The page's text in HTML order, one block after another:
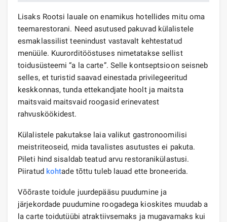
Lisaks Rootsi lauale on enamikus hotellides mitu oma
teemarestorani. Need asutused pakuvad külalistele
esmaklassilist teenindust vastavalt kehtestatud
menüüle. Kuurorditööstuses nimetatakse sellist
toidusüsteemi “a la carte”. Selle kontseptsioon seisneb
selles, et turistid saavad einestada privilegeeritud
keskkonnas, tunda ettekandjate hoolt ja maitsta
maitsvaid maitsvaid roogasid erinevatest
rahvusköökidest.
Külalistele pakutakse laia valikut gastronoomilisi
meistriteoseid, mida tavalistes asutustes ei pakuta.
Pileti hind sisaldab teatud arvu restoranikülastusi.
Piiratud kohtade tõttu tuleb lauad ette broneerida.
Võõraste toidule juurdepääsu puudumine ja
järjekordade puudumine roogadega kioskites muudab a
la carte toidutüübi atraktiivsemaks ja mugavamaks kui